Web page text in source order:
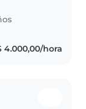
que
a mis
4.000,00/hora